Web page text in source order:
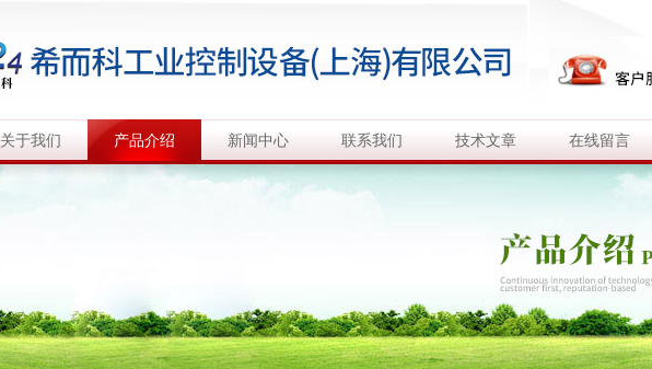
关于我们 产品介绍 新闻中心 联系我们 技术文章 在线留言